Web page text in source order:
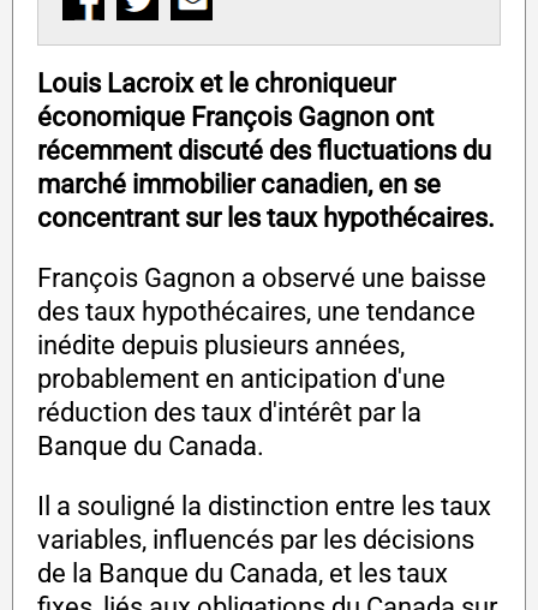
Louis Lacroix et le chroniqueur
économique François Gagnon ont
récemment discuté des fluctuations du
marché immobilier canadien, en se
concentrant sur les taux hypothécaires.
François Gagnon a observé une baisse
des taux hypothécaires, une tendance
inédite depuis plusieurs années,
probablement en anticipation d'une
réduction des taux d'intérêt par la
Banque du Canada.
Il a souligné la distinction entre les taux
variables, influencés par les décisions
de la Banque du Canada, et les taux